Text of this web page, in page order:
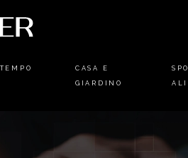
CASA E
GIARDINO